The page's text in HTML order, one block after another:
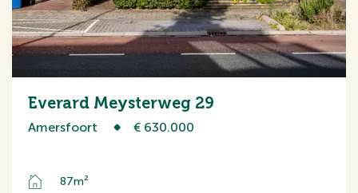
Everard Meysterweg 29
Amersfoort € 630.000
87m²